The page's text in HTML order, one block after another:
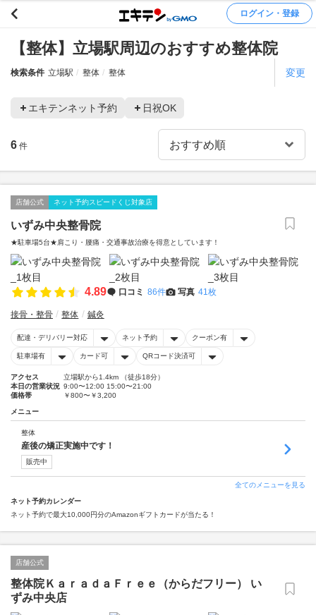
ログイン・登録
【整体】立場駅周辺のおすすめ整体院
検索条件 立場駅 整体 整体 変更
エキテンネット予約 日祝OK
6 件
店舗公式 ネット予約スピードくじ対象店
いずみ中央整骨院
★駐車場5台★肩こり・腰痛・交通事故治療を得意としています！
4.89 口コミ 86件 写真 41枚
接骨・整骨 整体 鍼灸
配達・デリバリー対応 ネット予約 クーポン有
駐車場有 カード可 QRコード決済可
アクセス
立場駅から1.4km （徒歩18分）
本日の営業状況 9:00〜12:00 15:00〜21:00
価格帯
￥800〜￥3,200
メニュー
整体
産後の矯正実施中です！
販売中
全てのメニューを見る
ネット予約カレンダー
ネット予約で最大10,000円分のAmazonギフトカードが当たる！
店舗公式
整体院ＫａｒａｄａＦｒｅｅ（からだフリー） い
ずみ中央店